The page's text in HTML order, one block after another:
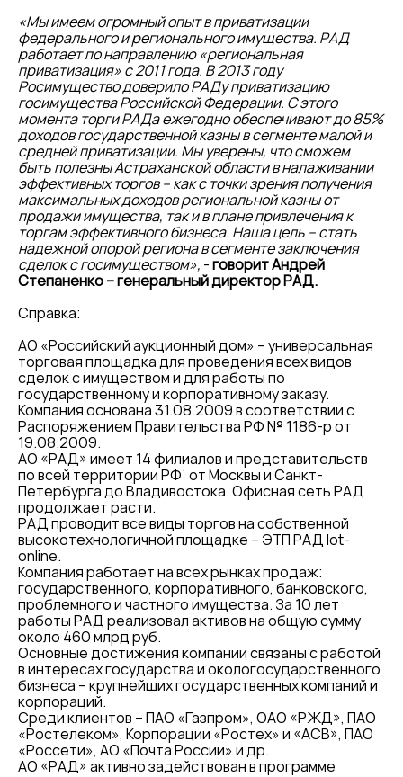
«Мы имеем огромный опыт в приватизации
федерального и регионального имущества. РАД
работает по направлению «региональная
приватизация» с 2011 года. В 2013 году
Росимущество доверило РАДу приватизацию
госимущества Российской Федерации. С этого
момента торги РАДа ежегодно обеспечивают до 85%
доходов государственной казны в сегменте малой и
средней приватизации. Мы уверены, что сможем
быть полезны Астраханской области в налаживании
эффективных торгов – как с точки зрения получения
максимальных доходов региональной казны от
продажи имущества, так и в плане привлечения к
торгам эффективного бизнеса. Наша цель –стать
надежной опорой региона в сегменте заключения
сделок с госимуществом», -говоритАндрей
Степаненко – генеральный директор РАД.
Справка:
АО «Российский аукционный дом» – универсальная
торговая площадка для проведения всех видов
сделок с имуществом и для работы по
государственному и корпоративному заказу.
Компания основана 31.08.2009 в соответствии с
Распоряжением Правительства РФ № 1186-р от
19.08.2009.
АО «РАД» имеет 14 филиалов и представительств
по всей территории РФ: от Москвы и Санкт-
Петербурга до Владивостока. Офисная сеть РАД
продолжает расти.
РАД проводит все виды торгов на собственной
высокотехнологичной площадке – ЭТП РАД lot-
online.
Компания работает на всех рынках продаж:
государственного, корпоративного, банковского,
проблемного и частного имущества. За 10 лет
работы РАД реализовал активов на общую сумму
около 460 млрд руб.
Основные достижения компании связаны с работой
в интересах государства и окологосударственного
бизнеса – крупнейших государственных компаний и
корпораций.
Среди клиентов – ПАО «Газпром», ОАО «РЖД», ПАО
«Ростелеком», Корпорации «Ростех» и «АСВ», ПАО
«Россети», АО «Почта России» и др.
АО «РАД» активно задействован в программе